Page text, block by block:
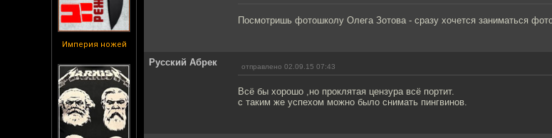
Империя ножей
Посмотришь фотошколу Олега Зотова - сразу хочется заниматься
Русский Абрек отправлено 02.09.15 07:43
Всё бы хорошо ,но проклятая цензура всё портит.
с таким же успехом можно было снимать пингвинов.